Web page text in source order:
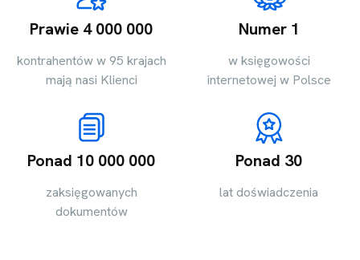
Prawie 4 000 000
kontrahentów w 95 krajach
mają nasi Klienci
Numer 1
w księgowości
internetowej w Polsce
Ponad 10 000 000
zaksięgowanych
dokumentów
Ponad 30
lat doświadczenia